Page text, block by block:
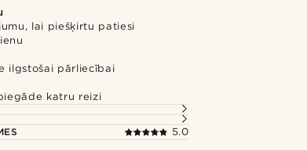
lai piešķirtu patiesi
ilgstošai pārliecībai
katru reizi
5.0